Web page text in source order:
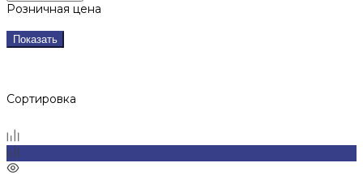
Розничная цена
Показать
Сортировка